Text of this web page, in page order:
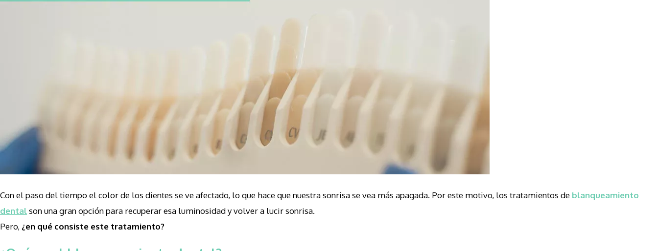
Con el paso del tiempo el color de los dientes se ve afectado, lo que hace que nuestra sonrisa se vea más apagada. Por este motivo, los tratamientos de blanqueamiento
dentalson una gran opción para recuperar esa luminosidad y volver a lucir sonrisa.
Pero, ¿en qué consiste este tratamiento?